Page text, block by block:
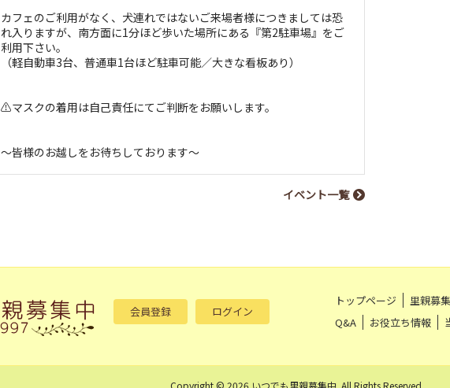
カフェのご利用がなく、犬連れではないご来場者様につきましては恐
れ入りますが、南方面に1分ほど歩いた場所にある『第2駐車場』をご
利用下さい。
（軽自動車3台、普通車1台ほど駐車可能／大きな看板あり）
⚠️マスクの着用は自己責任にてご判断をお願いします。
〜皆様のお越しをお待ちしております〜
イベント一覧
会員登録 ログイン
トップページ 里親募集
Q&A
お役立ち情報
Copyright © 2026 いつでも里親募集中 .All Rights Reserved.